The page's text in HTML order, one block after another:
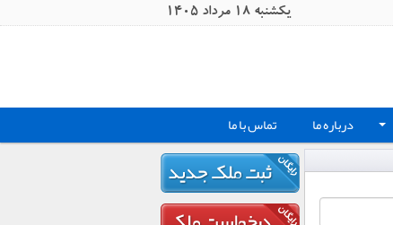
يکشنبه 18 مرداد 1405
+ درباره ما تماس با ما